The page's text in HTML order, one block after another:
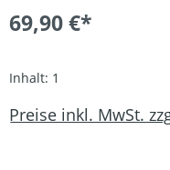
69,90 €*
Inhalt: 1
Preise inkl. MwSt.